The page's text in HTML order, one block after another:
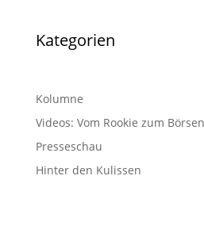
Kategorien
Kolumne
Videos: Vom Rookie zum
Presseschau
Hinter den Kulissen